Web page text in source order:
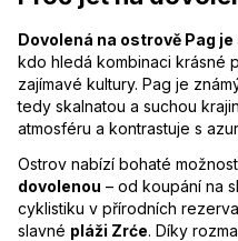
Dovolená na ostrově Pag
kdo hledá kombinaci krásné
zajímavé kultury. Pag je
tedy skalnatou a suchou
atmosféru a kontrastuje s
Ostrov nabízí bohaté
dovolenou – od koupání na
cyklistiku v přírodních
slavné pláži Zrće. Díky